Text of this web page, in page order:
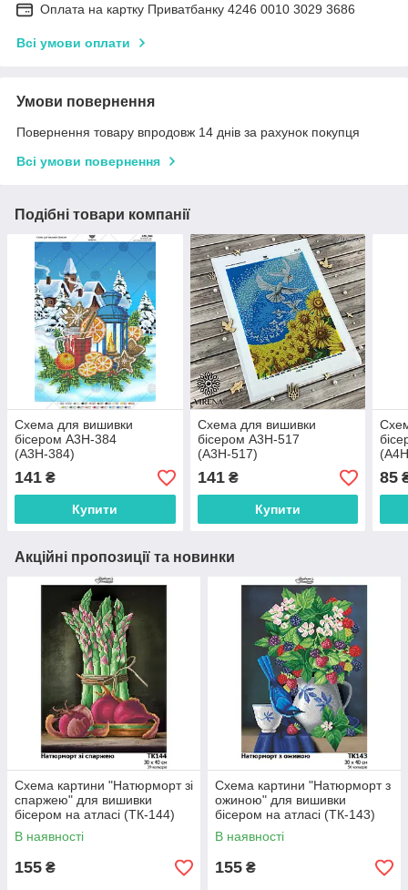
Оплата на картку Приватбанку 4246 0010 3029 3686
Всі умови оплати
Умови повернення
Повернення товару впродовж 14 днів за рахунок покупця
Всі умови повернення
Подібні товари компанії
Схема для вишивки
бісером А3Н-384
(А3Н-384)
141 ₴
Купити
Схема для вишивки
бісером А3Н-517
(А3Н-517)
141₴
Купити
85
Акційні пропозиції та новинки
Схема картини "Натюрморт зі
спаржею" для вишивки
бісером на атласі (ТК-144)
В наявності
155 ₴
Схема картини "Натюрморт з
ожиною" для вишивки
бісером на атласі (ТК-143)
В наявності
155 ₴